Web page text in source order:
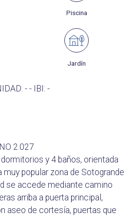
Piscina
Jardín
- - IBI: -
2.027
y 4 baños, orientada
muy popular zona de Sotogrande
se accede mediante camino
arriba a puerta principal,
aseo de cortesía, puertas que